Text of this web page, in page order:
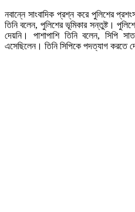
নবান্নে সাংবাদিক প্রশ্ন করে পুলিশের
তিনি বলেন, পুলিশের ভূমিকার সন্তুষ্ট।
দেয়নি। পাশাপাশি তিনি বলেন, সিপি
এসেছিলেন। তিনি সিপিকে পদত্যাগ করতে